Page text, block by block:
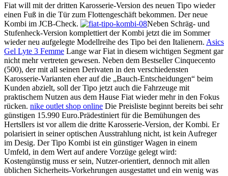
Fiat will mit der dritten Karosserie-Version des neuen Tipo wieder
einen Fuß in die Tür zum Flottengeschäft bekommen. Der neue
Kombi im JCB-Check.
Neben Schräg- und
Stufenheck-Version komplettiert der Kombi jetzt die im Sommer
wieder neu aufgelegte Modellreihe des Tipo bei den Italienern. Asics
Gel Lyte 3 Femme Lange war Fiat in diesem wichtigen Segment gar
nicht mehr vertreten gewesen. Neben dem Bestseller Cinquecento
(500), der mit all seinen Derivaten in den verschiedensten
Karosserie-Varianten eher auf die „Bauch-Entscheidungen“ beim
Kunden abzielt, soll der Tipo jetzt auch die Fahrzeuge mit
praktischem Nutzen aus dem Hause Fiat wieder mehr in den Fokus
rücken. nike outlet shop online Die Preisliste beginnt bereits bei sehr
günstigen 15.990 Euro.Prädestiniert für die Bemühungen des
Hertsllers ist vor allem die dritte Karosserie-Version, der Kombi. Er
polarisiert in seiner optischen Ausstrahlung nicht, ist kein Aufreger
im Desig. Der Tipo Kombi ist ein günstiger Wagen in einem
Umfeld, in dem Wert auf andere Vorzüge gelegt wird:
Kostengünstig muss er sein, Nutzer-orientiert, dennoch mit allen
üblichen Sicherheits-Vorkehrungen ausgestattet und ein wenig was